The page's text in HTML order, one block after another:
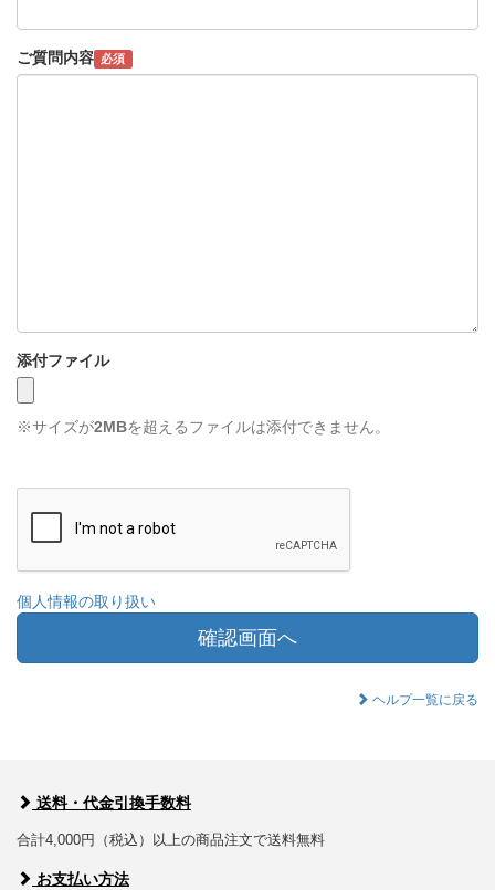
ご質問内容 必須
添付ファイル
※サイズが2MBを超えるファイルは添付できません。
個人情報の取り扱い
確認画面へ
ヘルプ一覧に戻る
送料・代金引換手数料
合計4,000円（税込）以上の商品注文で送料無料
お支払い方法